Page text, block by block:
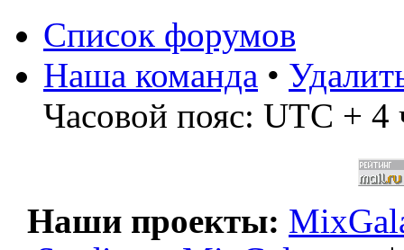
Список форумов
Наша команда •
Часовой пояс: UTC + 4
Наши проекты: